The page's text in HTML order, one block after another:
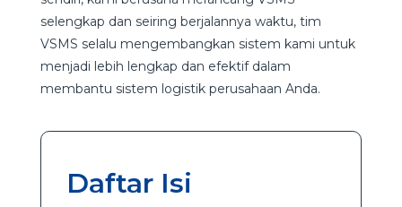
selengkap dan seiring berjalannya waktu, tim
VSMS selalu mengembangkan sistem kami untuk
menjadi lebih lengkap dan efektif dalam
membantu sistem logistik perusahaan Anda.
Daftar Isi